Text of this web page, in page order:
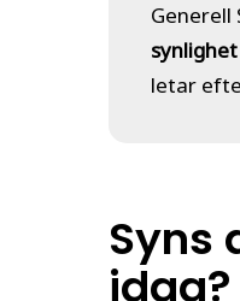
Generell
synlighet
letar
Syns
idag?